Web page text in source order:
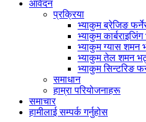
आवेदन
प्रक्रिया
भ्याकुम ब्रेजिङ
भ्याकुम
भ्याकुम ग्यास शमन
भ्याकुम तेल शमन
भ्याकुम सिन्टरिङ
समाधान
हाम्रा परियोजनाहरू
समाचार
हामीलाई सम्पर्क गर्नुहोस